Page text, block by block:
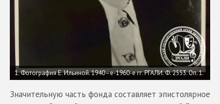
1. Фотография Е. Ильиной. 1940–е-1960-е гг. РГАЛИ. Ф. 2553. Оп. 1.
Значительную часть фонда составляет эпистолярное